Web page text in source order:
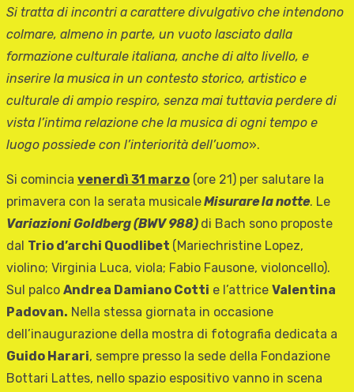
Si tratta di incontri a carattere divulgativo che intendono
colmare, almeno in parte, un vuoto lasciato dalla
formazione culturale italiana, anche di alto livello, e
inserire la musica in un contesto storico, artistico e
culturale di ampio respiro, senza mai tuttavia perdere di
vista l’intima relazione che la musica di ogni tempo e
luogo possiede con l’interiorità dell’uomo».
Si comincia venerdì 31 marzo (ore 21) per salutare la
primavera con la serata musicaleMisurare la notte. Le
Variazioni Goldberg(BWV 988) di Bach sono proposte
dal Trio d’archi Quodlibet (Mariechristine Lopez,
violino; Virginia Luca, viola; Fabio Fausone, violoncello).
Sul palco Andrea Damiano Cotti e l’attrice Valentina
Padovan. Nella stessa giornata in occasione
dell’inaugurazione della mostra di fotografia dedicata a
Guido Harari, sempre presso la sede della Fondazione
Bottari Lattes, nello spazio espositivo vanno in scena